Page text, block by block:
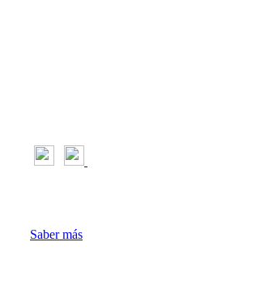
Saber más